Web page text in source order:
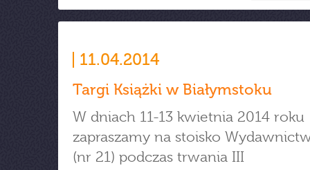
11.04.2014
Targi Książki w Białymstoku
W dniach 11-13 kwietnia 2014 roku
zapraszamy na stoisko
(nr 21) podczas trwania III